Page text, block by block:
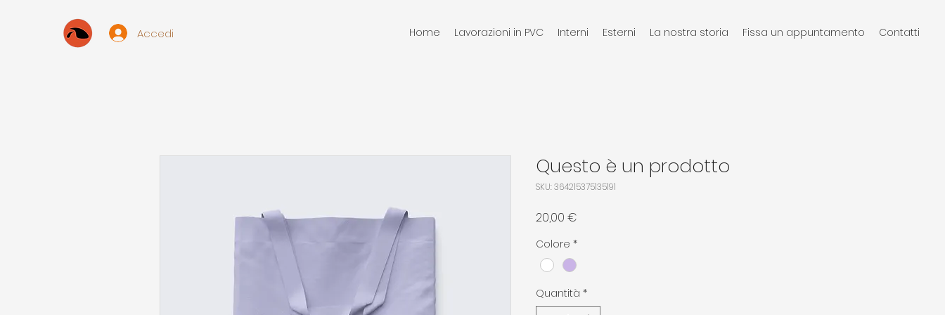
Accedi Home Lavorazioni in PVC Interni Esterni La nostra storia Fissa un appuntamento Contatti
Questo è un prodotto
SKU: 364215375135191
20,00 €
Colore *
Quantità *